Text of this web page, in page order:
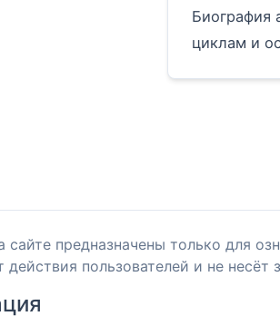
Биография
циклам и
сайте предназначены только для
действия пользователей и не несёт